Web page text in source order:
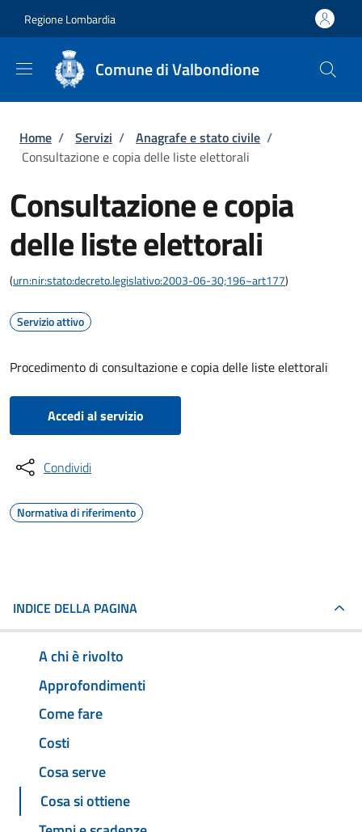
Regione Lombardia
Comune di Valbondione
Briciole di pane
Home / Servizi / Anagrafe e stato civile /
Consultazione e copia delle liste elettorali
Consultazione e copia
delle liste elettorali
(urn:nir:stato:decreto.legislativo:2003-06-30;196~art177)
Servizio attivo
Procedimento di consultazione e copia delle liste elettorali
Accedi al servizio
Condividi
Normativa di riferimento
INDICE DELLA PAGINA
A chi è rivolto
Approfondimenti
Come fare
Costi
Cosa serve
Cosa si ottiene